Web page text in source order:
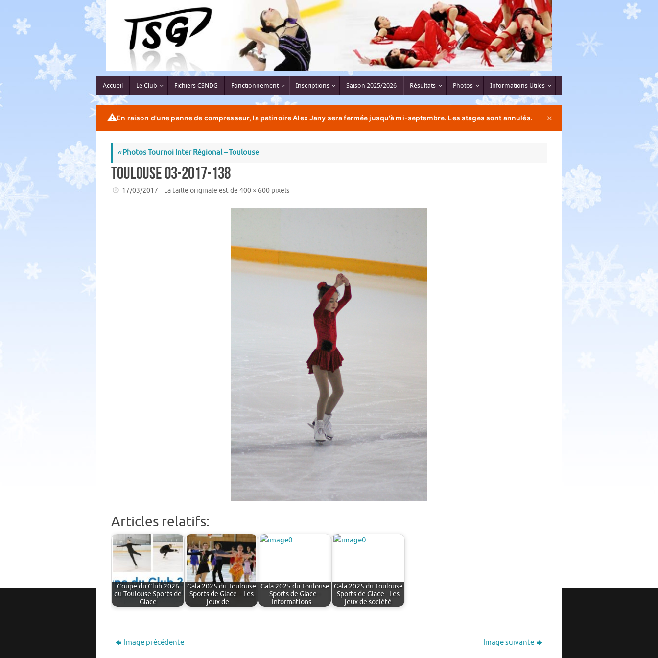
contenu
contenu
Accueil Le Club Fichiers CSNDG Fonctionnement Inscriptions Saison 2025/2026 Résultats Photos Informations Utiles
⚠️En raison d'une panne de compresseur, la patinoire Alex Jany sera fermée jusqu'à mi-septembre. Les stages sont annulés. ✕
«Photos Tournoi Inter Régional – Toulouse
toulouse 03-2017-138
17/03/2017 La taille originale est de400 × 600 pixels
Articles relatifs:
Coupe du Club 2026
du Toulouse Sports de
Glace
Gala 2025 du Toulouse
Sports de Glace – Les
jeux de…
Gala 2025 du Toulouse
Sports de Glace -
Informations…
Gala 2025 du Toulouse
Sports de Glace - Les
jeux de société
Image précédente Image suivante